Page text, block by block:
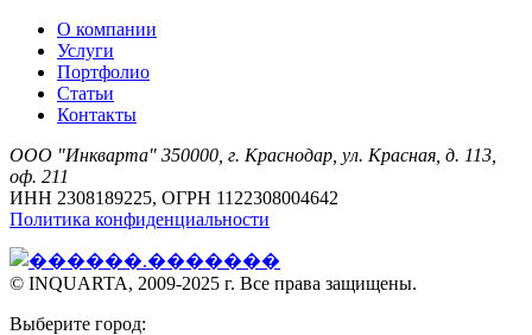
О компании
Услуги
Портфолио
Статьи
Контакты
ООО "Инкварта" 350000, г. Краснодар, ул. Красная, д. 113,
оф. 211
ИНН 2308189225, ОГРН 1122308004642
Политика конфиденциальности
© INQUARTA, 2009-2025 г. Все права защищены.
Выберите город: